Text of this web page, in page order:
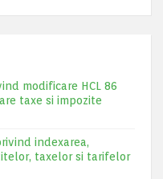
modificare HCL 86
taxe si impozite
indexarea,
taxelor si tarifelor